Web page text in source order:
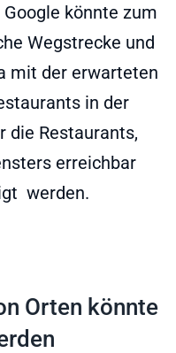
könnte zum
Wegstrecke und
mit der erwarteten
in der
die Restaurants,
erreichbar
werden.
Orten könnte